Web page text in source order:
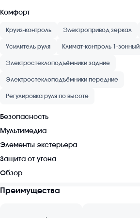
Комфорт
Круиз-контроль Электропривод зеркал
Усилитель руля Климат-контроль 1-зонный
Электростеклоподъёмники задние
Электростеклоподъёмники передние
Регулировка руля по высоте
Безопасность
Мультимедиа
Элементы экстерьера
Защита от угона
Обзор
Преимущества